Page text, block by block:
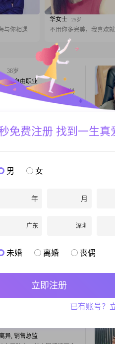
与你相遇
华女士 25岁
不用你多完美，我喜欢
38岁
异, 自由职业
孜州丹巴县的一个平民百姓
跟TA联系
婚, 政府机构
暂时巴塘驻村，后返康定长
异, 医生
作##3002##我的月收入在
有大学本科学历##3002##
家人的交往中总能保持和谐
跟TA联系
异, 销售总监
免费注册 找到一生真
男 女
年 月
广东 深圳
未婚 离婚 丧偶
立即注册
已有账号？